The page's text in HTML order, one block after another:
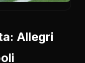
Allegri